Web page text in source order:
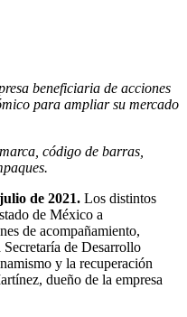
beneficiaria de acciones
para ampliar su mercado
código de barras,
de 2021. Los distintos
de México a
de acompañamiento,
Secretaría de Desarrollo
y la recuperación
dueño de la empresa